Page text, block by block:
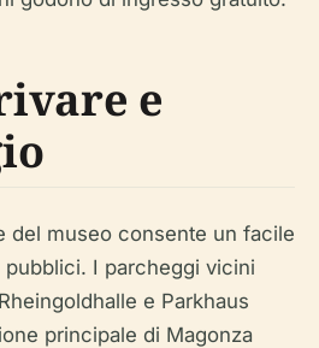
e
del museo consente un facile
I parcheggi vicini
e Parkhaus
principale di Magonza